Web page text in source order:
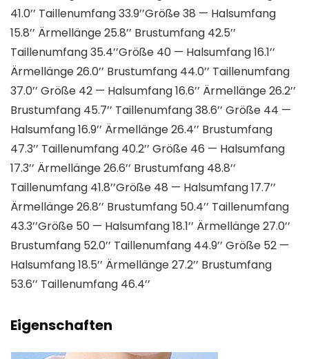
41.0’’ Taillenumfang 33.9’’Größe 38 — Halsumfang
15.8’’ Ärmellänge 25.8’’ Brustumfang 42.5’’
Taillenumfang 35.4’’Größe 40 — Halsumfang 16.1’’
Ärmellänge 26.0’’ Brustumfang 44.0’’ Taillenumfang
37.0’’ Größe 42 — Halsumfang 16.6’’ Ärmellänge 26.2’’
Brustumfang 45.7’’ Taillenumfang 38.6’’ Größe 44 —
Halsumfang 16.9’’ Ärmellänge 26.4’’ Brustumfang
47.3’’ Taillenumfang 40.2’’ Größe 46 — Halsumfang
17.3’’ Ärmellänge 26.6’’ Brustumfang 48.8’’
Taillenumfang 41.8’’Größe 48 — Halsumfang 17.7’’
Ärmellänge 26.8’’ Brustumfang 50.4’’ Taillenumfang
43.3’’Größe 50 — Halsumfang 18.1’’ Ärmellänge 27.0’’
Brustumfang 52.0’’ Taillenumfang 44.9’’ Größe 52 —
Halsumfang 18.5’’ Ärmellänge 27.2’’ Brustumfang
53.6’’ Taillenumfang 46.4’’
Eigenschaften